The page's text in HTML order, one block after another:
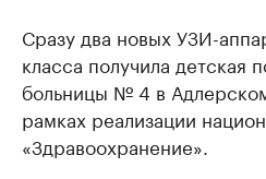
Сразу два новых УЗИ-
класса получила детская
больницы № 4 в
рамках реализации
«Здравоохранение».